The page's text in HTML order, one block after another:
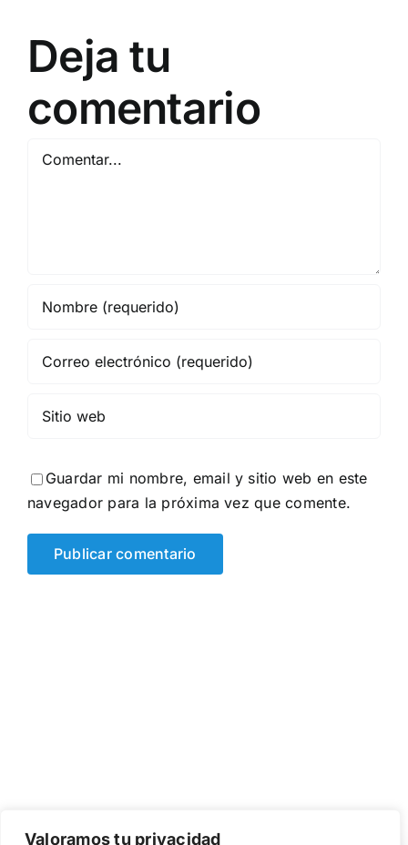
Valoramos tu privacidad
Deja tu
comentario
Guardar mi nombre, email y sitio web en este
navegador para la próxima vez que comente.